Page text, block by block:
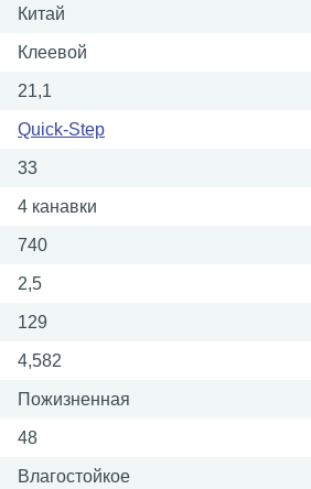
Китай
Клеевой
21,1
Quick-Step
33
4 канавки
740
2,5
129
4,582
Пожизненная
48
Влагостойкое